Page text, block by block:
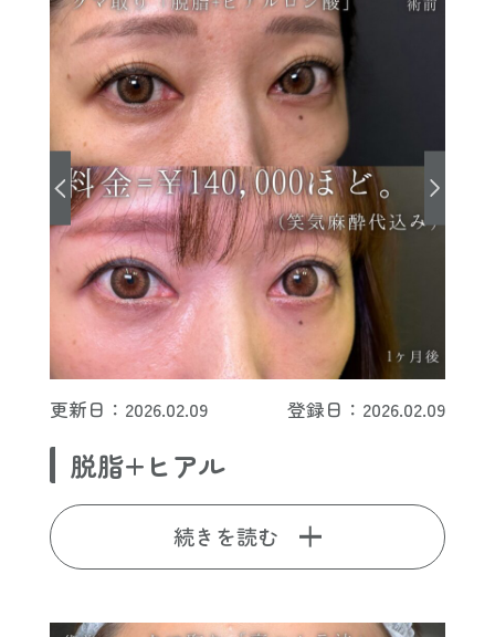
更新日：2026.02.09 登録日：2026.02.09
脱脂+ヒアル
続きを読む